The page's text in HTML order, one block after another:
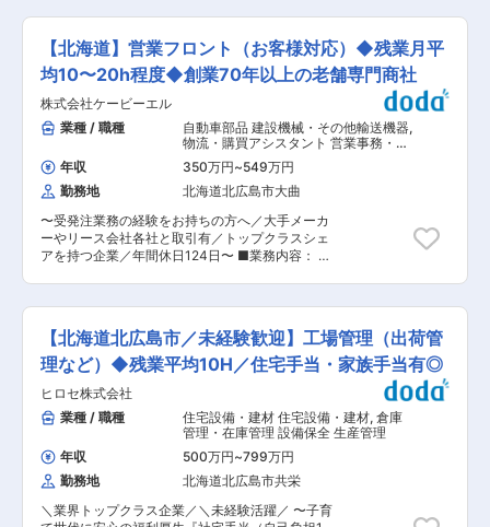
とって、最適な環境となっています。 ※周りによ
く気が付く人が多く、入社後も安心のフォロー体
制です。 ■就業時間：1日の所定労働時間8時間の
シフト制です。 6:30 ~ 15:30/09:00 〜
18:00/10:00 〜 19:00 ■当社の特徴： 当社は
1941年に、キリングループ各社の物流部門を担う
会社として創業されました。グループの物流業務
として受注・需給・在庫管理・配車等の各業務を
一気通貫で遂行し、各社の物流課題解決に寄与し
ています。 また、キリングループの物流業務で培
ったノウハウを活かし、グループの枠を超えた顧
客に対しても最適な物流サービスを提供していま
す。 全国30拠点を活用した輸配送ネットワーク
飲料・食品に特化した共同配送等により、安全・
安心の輸配送サービスを実現しています。。 変更
保持をミッションに、入出庫・保管及び卸・小売
の倉庫・物流センターへ配送を行うための一連の
管理業務を行っていただきます。 ■業務詳細 ご
経験に合わせて下記業務をお任せいたします。 ＜
製品管理＞ ・荷量に合わせた構内作業のコントロ
ール ・入出荷管理 ・在庫管理 ・作業員へのピッ
キング指示、返品や回収の指示 ＜配車管理＞ ・
配車計画 ・ドライバーへの連絡、指示、配車業務
・配送運賃入力業務 ・特殊配送手配業務 ■配属
組織：札幌支店 中途入社社員も多く、20代後
半〜30代前半の方が多く活躍されています。 ■
キャリアパス： まずは製品担当か配車担当どちら
かの業務をお任せいたします。毎年キャリア面談
を実施し本人の希望やリーダーの考えを相談する
場もあります。「自分は何をしたいのか」を考え
るきっかけとなり、将来の選択肢も広がります。
※周りによく気が付く人が多く、入社後も安心の
フォロー体制です。 ■就業時間：1日の所定労働
時間8時間のシフト制です。 6:30 ~ 15:30/09:00
〜 18:00/10:00 〜 19:00 ■当社の特徴： 当社は
1941年に、キリングループ各社の物流部門を担う
会社として創業されました。グループの物流業務
として受注・需給・在庫管理・配車等の各業務を
一気通貫で遂行し、各社の物流課題解決に寄与し
ています。 また、キリングループの物流業務で培
ったノウハウを活かし、グループの枠を超えた顧
客に対しても最適な物流サービスを提供していま
【北海道】営業フロント（お客様対応）◆残業月平
均10〜20h程度◆創業70年以上の老舗専門商社
株式会社ケービーエル
業種 / 職種
自動車部品 建設機械・その他輸送機器,
物流・購買アシスタント 営業事務・ア
シスタント
年収 350万円~549万円
勤務地
北海道北広島市大曲
〜受発注業務の経験をお持ちの方へ／大手メーカ
ーやリース会社各社と取引有／トップクラスシェ
アを持つ企業／年間休日124日〜 ■業務内容： ・
く環境： ・残業：平均10〜20h/月程度 ・年間休
日124日、完全週休2日制（土・日） ・転勤無し
・各種手当充実 残業が全社的に少なく、メリハリ
のある環境が整っております。 中途入社の割合が
高く馴染みやすい環境です。 ■当社について：
1950年創業の老舗専門商社です。建設機器の足回
り部品を主にした事業を展開し、同マーケットに
おいては600億円規模と言われている中150億円
程度の売上高を有しています。同社の製品を導入
した建設機械は公益性の高い事業に使われる建設
機械に多数導入されており、比例して業績も安定
的に成長路線を歩んでいます。 ■当社の魅力：
・少人数のため、部署内では協力して業務をこな
【北海道北広島市／未経験歓迎】工場管理（出荷管
理など）◆残業平均10H／住宅手当・家族手当有◎
ヒロセ株式会社
業種 / 職種
住宅設備・建材 住宅設備・建材, 倉庫
管理・在庫管理 設備保全 生産管理
年収
500万円~799万円
勤務地
北海道北広島市共栄
＼業界トップクラス企業／＼未経験活躍／ 〜子育